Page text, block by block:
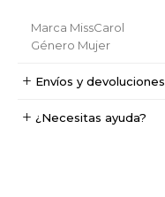
Marca MissCarol
Género Mujer
Envíos y devoluciones
¿Necesitas ayuda?